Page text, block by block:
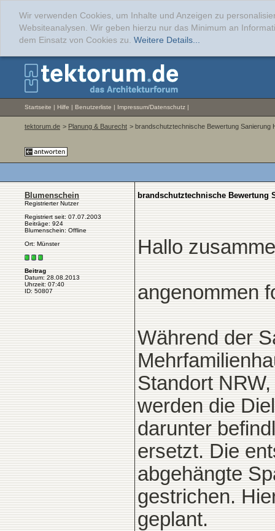
Wir verwenden Cookies, um Inhalte und Anzeigen zu
Websiteanalysen. Wir geben hierzu nur das Minimum an
dem Einsatz von Cookies zu. Weitere Details...
Startseite | Hilfe | Benutzerliste | Impressum/Datenschutz |
tektorum.de > Planung & Baurecht > brandschutztechnische Bewertung Sanierung
Blumenschein
Registrierter Nutzer
Registriert seit: 07.07.2003
Beiträge: 924
Blumenschein: Offline
Ort: Münster
Beitrag
Datum: 28.08.2013
Uhrzeit: 07:40
ID: 50807
brandschutztechnische Bewertung
Hallo
angenommen
Während der
Standort
werden die
darunter
ersetzt. Die
abgehängte
gestrichen.
geplant.